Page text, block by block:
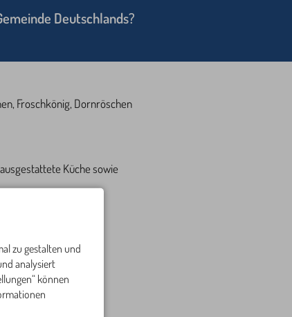
Deutschlands?
Froschkönig, Dornröschen
Küche sowie
inklusive an.
zu gestalten und
analysiert
können